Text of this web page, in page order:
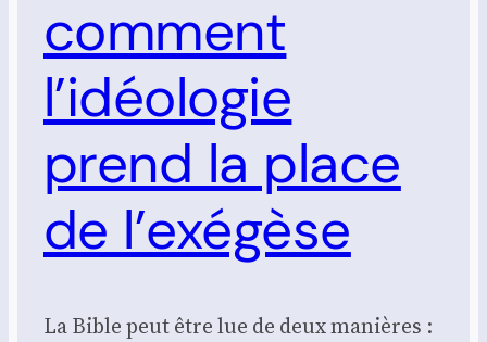
comment
l’idéologie
prend la place
de l’exégèse
La Bible peut être lue de deux manières :